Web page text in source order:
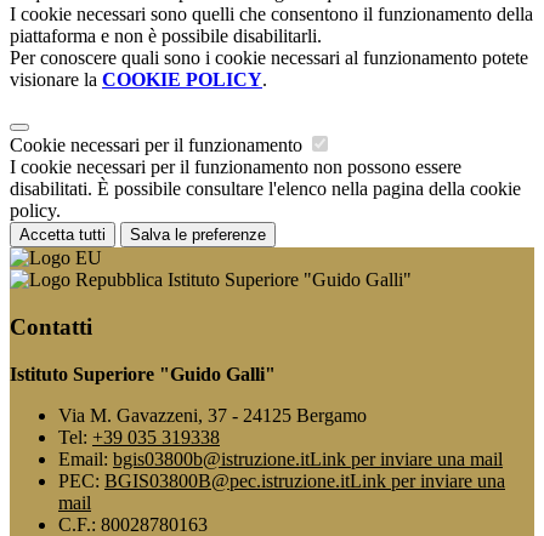
I cookie necessari sono quelli che consentono il funzionamento della
piattaforma e non è possibile disabilitarli.
Per conoscere quali sono i cookie necessari al funzionamento potete
visionare la COOKIE POLICY.
Cookie necessari per il funzionamento
I cookie necessari per il funzionamento non possono essere
disabilitati. È possibile consultare l'elenco nella pagina della cookie
policy.
Accetta tutti Salva le preferenze
Istituto Superiore "Guido Galli"
Contatti
Istituto Superiore "Guido Galli"
Via M. Gavazzeni, 37 - 24125 Bergamo
Tel: +39 035 319338
Email: bgis03800b@istruzione.itLink per inviare una mail
PEC: BGIS03800B@pec.istruzione.itLink per inviare una
mail
C.F.: 80028780163